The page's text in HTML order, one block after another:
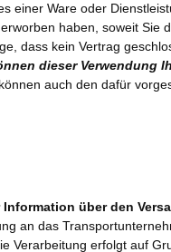
einer Ware oder
haben, soweit
dass kein Vertrag
dieser Verwendung
auch den dafür
über den
an das
Verarbeitung erfolgt auf